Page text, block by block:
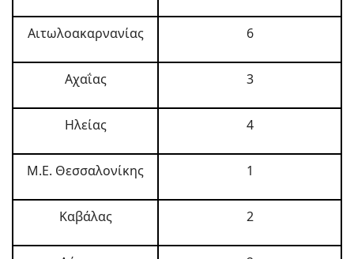
Αιτωλοακαρνανίας 6
Αχαΐας 3
Ηλείας 4
Μ.Ε. Θεσσαλονίκης 1
Καβάλας 2